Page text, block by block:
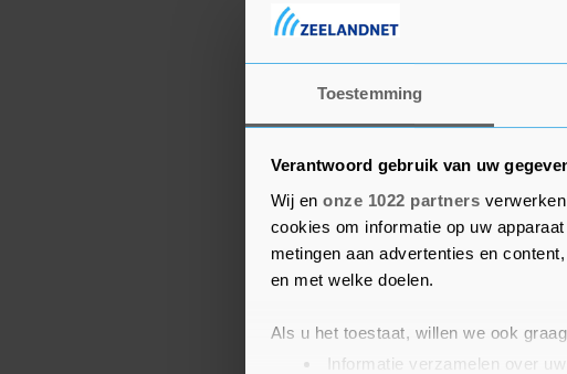
Toestemming
Verantwoord gebruik van uw
Wij en onze 1022 partners
cookies om informatie op uw
metingen aan advertenties en
en met welke doelen.
Als u het toestaat, willen we ook
Informatie verzamelen over
pas 's ochtends onder controle.
30.000 vierkante meter te zijn